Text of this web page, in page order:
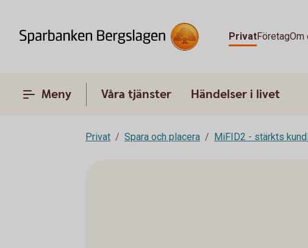
PrivatFöretagOm
Meny Våra tjänster Händelser i livet
Privat Spara och placera MiFID2 - stärkts